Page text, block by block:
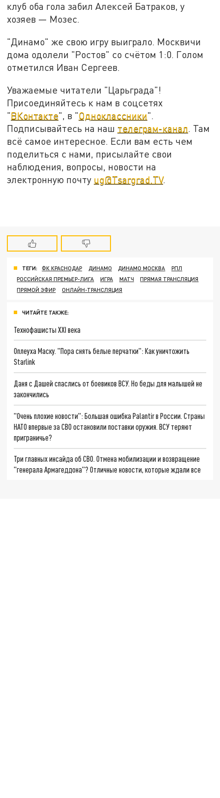
клуб оба гола забил Алексей Батраков, у
хозяев — Мозес.
"Динамо" же свою игру выиграло. Москвичи
дома одолели "Ростов" со счётом 1:0. Голом
отметился Иван Сергеев.
Уважаемые читатели "Царьграда"!
Присоединяйтесь к нам в соцсетях
"ВКонтакте", в "Одноклассники".
Подписывайтесь на наш телеграм-канал . Там
всё самое интересное. Если вам есть чем
поделиться с нами, присылайте свои
наблюдения, вопросы, новости на
электронную почту ug@Tsargrad.TV.
ТЕГИ: ФК КРАСНОДАР ДИНАМО ДИНАМО МОСКВА
РПЛ
РОССИЙСКАЯ ПРЕМЬЕР-ЛИГА
ИГРА МАТЧ
ПРЯМАЯ ТРАНСЛЯЦИЯ
ПРЯМОЙ ЭФИР
ОНЛАЙН-ТРАНСЛЯЦИЯ
ЧИТАЙТЕ ТАКЖЕ:
Технофашисты XXI века
Оплеуха Маску. "Пора снять белые перчатки": Как уничтожить
Starlink
Даня с Дашей спаслись от боевиков ВСУ. Но беды для малышей не
закончились
"Очень плохие новости": Большая ошибка Palantir в России. Страны
НАТО впервые за СВО остановили поставки оружия. ВСУ теряют
приграничье?
Три главных инсайда об СВО. Отмена мобилизации и возвращение
"генерала Армагеддона"? Отличные новости, которые ждали все